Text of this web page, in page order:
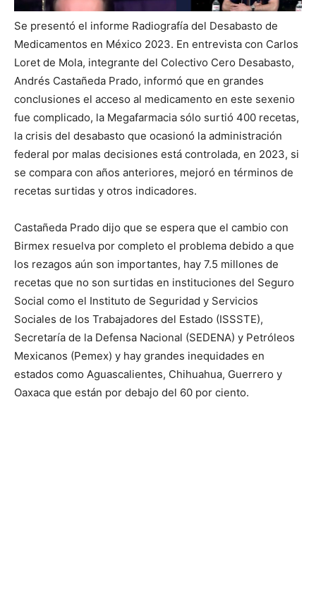
Se presentó el informe Radiografía del Desabasto de
Medicamentos en México 2023. En entrevista con Carlos
Loret de Mola, integrante del Colectivo Cero Desabasto,
Andrés Castañeda Prado, informó que en grandes
conclusiones el acceso al medicamento en este sexenio
fue complicado, la Megafarmacia sólo surtió 400 recetas,
la crisis del desabasto que ocasionó la administración
federal por malas decisiones está controlada, en 2023, si
se compara con años anteriores, mejoró en términos de
recetas surtidas y otros indicadores.
Castañeda Prado dijo que se espera que el cambio con
Birmex resuelva por completo el problema debido a que
los rezagos aún son importantes, hay 7.5 millones de
recetas que no son surtidas en instituciones del Seguro
Social como el Instituto de Seguridad y Servicios
Sociales de los Trabajadores del Estado (ISSSTE),
Secretaría de la Defensa Nacional (SEDENA) y Petróleos
Mexicanos (Pemex) y hay grandes inequidades en
estados como Aguascalientes, Chihuahua, Guerrero y
Oaxaca que están por debajo del 60 por ciento.